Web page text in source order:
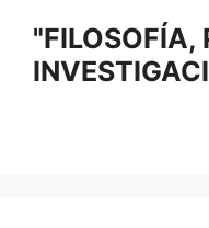
contenido
"FILOSOFÍA,